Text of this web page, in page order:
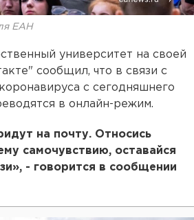
ЕАН
университет на своей
сообщил, что в связи с
с сегодняшнего
в онлайн-режим.
на почту. Относись
самочувствию, оставайся
- говорится в сообщении